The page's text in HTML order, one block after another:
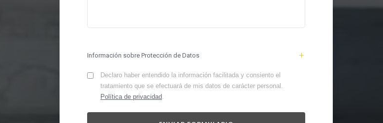
Información sobre Protección de Datos
Declaro haber entendido la información facilitada y consiento el
tratamiento que se efectuará de mis datos de carácter personal.
Política de privacidad.